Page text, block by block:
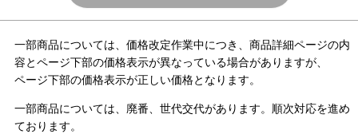
一部商品については、価格改定作業中につき、商品詳細ページの内
容とページ下部の価格表示が異なっている場合がありますが、
ページ下部の価格表示が正しい価格となります。
一部商品については、廃番、世代交代があります。順次対応を進め
ております。